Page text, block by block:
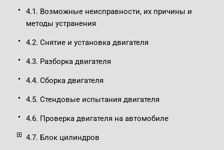
4.1. Возможные неисправности, их причины и
методы устранения
4.2. Снятие и установка двигателя
4.3. Разборка двигателя
4.4. Сборка двигателя
4.5. Стендовые испытания двигателя
4.6. Проверка двигателя на автомобиле
4.7. Блок цилиндров